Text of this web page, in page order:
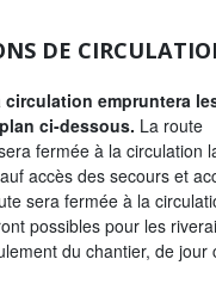
emploi
ligne
DE
circulation empruntera
ci-dessous. La route
fermée à la circulation
accès des secours et
sera fermée à la
possibles pour les
du chantier, de jour